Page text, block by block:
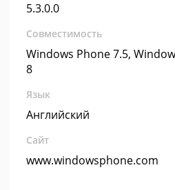
5.3.0.0
Совместимость
Windows Phone 7.5,
8
Язык
Английский
Сайт
www.windowsphone.com